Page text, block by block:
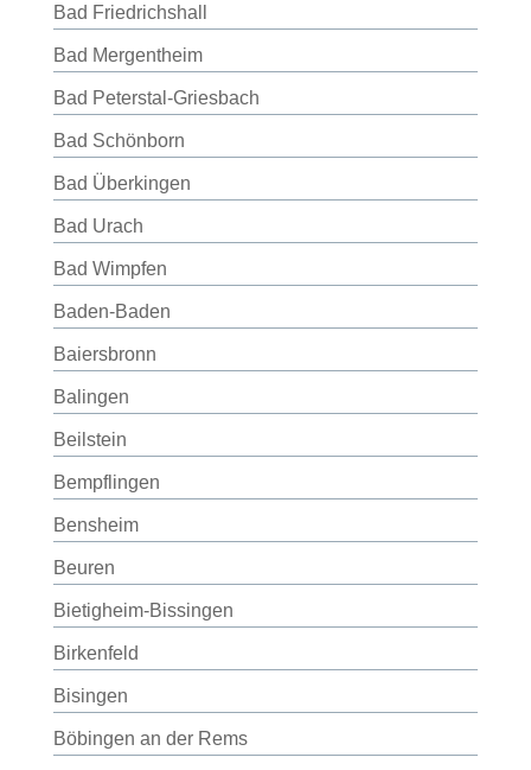
Bad Friedrichshall
Bad Mergentheim
Bad Peterstal-Griesbach
Bad Schönborn
Bad Überkingen
Bad Urach
Bad Wimpfen
Baden-Baden
Baiersbronn
Balingen
Beilstein
Bempflingen
Bensheim
Beuren
Bietigheim-Bissingen
Birkenfeld
Bisingen
Böbingen an der Rems